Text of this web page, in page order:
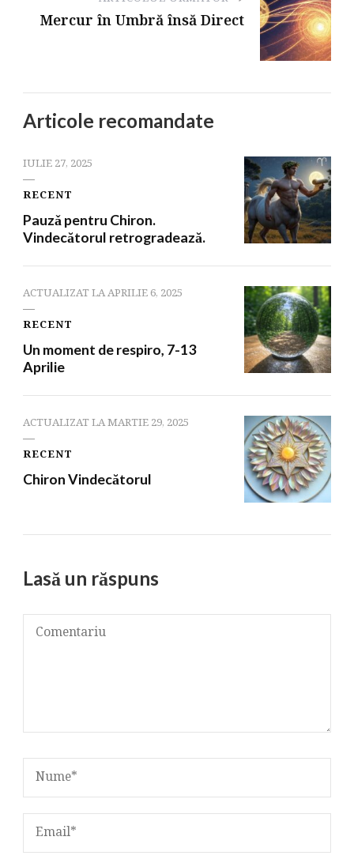
Mercur în Umbră însă Direct
Articole recomandate
IULIE 27, 2025
RECENT
Pauzǎ pentru Chiron.
Vindecătorul retrogradează.
ACTUALIZAT LAAPRILIE 6, 2025
RECENT
Un moment de respiro, 7-13
Aprilie
ACTUALIZAT LAMARTIE 29, 2025
RECENT
Chiron Vindecătorul
Lasă un răspuns